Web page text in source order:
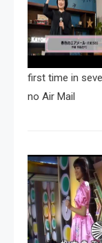
first time in
no Air Mail